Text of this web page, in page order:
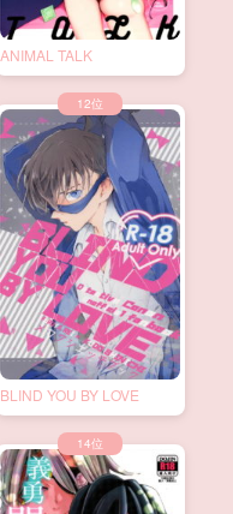
ANIMAL TALK
BLIND YOU BY LOVE